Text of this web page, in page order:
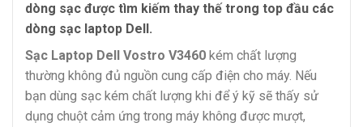
dòng sạc được tìm kiếm thay thế trong top đầu các
dòng sạc laptop Dell.
Sạc Laptop Dell Vostro V3460 kém chất lượng
thường không đủ nguồn cung cấp điện cho máy. Nếu
bạn dùng sạc kém chất lượng khi để ý kỹ sẽ thấy sử
dụng chuột cảm ứng trong máy không được mượt,